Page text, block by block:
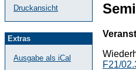
Druckansicht
Extras
Ausgabe als iCal
F21/